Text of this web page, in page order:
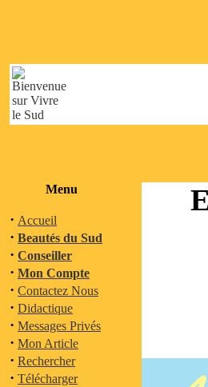
Menu
· Accueil
· Beautés du Sud
· Conseiller
· Mon Compte
· Contactez Nous
· Didactique
· Messages Privés
· Mon Article
· Rechercher
· Télécharger